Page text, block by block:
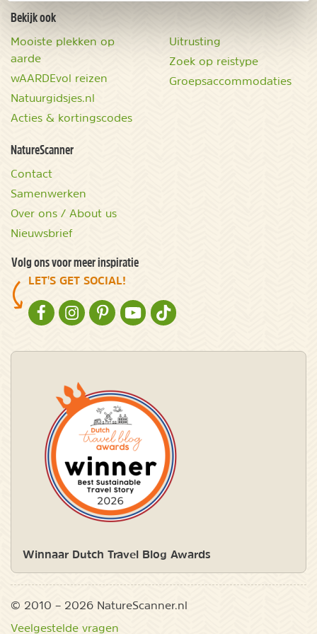
Bekijk ook
Mooiste plekken op
aarde
wAARDEvol reizen
Natuurgidsjes.nl
Acties & kortingscodes
Uitrusting
Zoek op reistype
Groepsaccommodaties
NatureScanner
Contact
Samenwerken
Over ons / About us
Nieuwsbrief
Volg ons voor meer inspiratie
LET'S GET SOCIAL!
NATURESCANNER OP FACEBOOK
NATURESCANNER OP INSTAGRAM
NATURESCANNER OP PINTEREST
NATURESCANNER OP YOUTUBE
NATURESCANNER OP TIKTOK
Winnaar Dutch Travel Blog Awards
© 2010 – 2026 NatureScanner.nl
Veelgestelde vragen